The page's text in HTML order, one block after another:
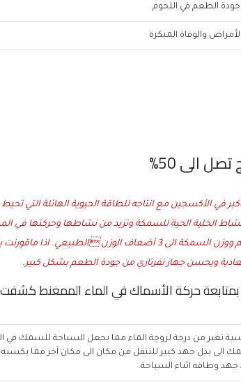
الطعم في اللحوم
والوفاة المبكرة
الى 50%
في الأكسجين مع انتاجه للطاقة الحيوية الهائلة التي
الخلية الحية للسمكة وتزيد من نشاطها وحركتها في
ملحوظ مع زيادة في حجم ووزن السمكة الى 3 أضعاف الوزن الطبيعي. اذا
ويحسن جهاز نفرتاري من جودة الطعم بشكل كبير.
بمتابعة حركة الأسماك في الماء الممغنط
تغير من درجة لزوجة الماء مما يجعل السباحة للسمك في
الى بذل جهد كبير للتنقل من مكان الى مكان آخر مما يكسبه
وطاقه اثناء السباحة.